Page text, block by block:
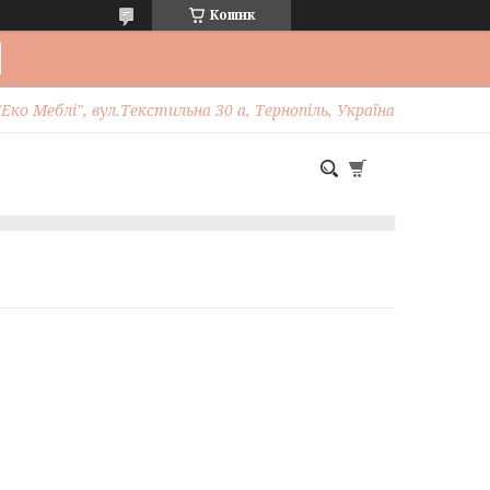
Кошик
Меблі", вул.Текстильна 30 а, Тернопіль, Україна